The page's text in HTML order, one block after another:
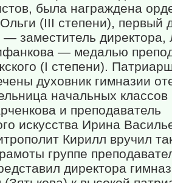
была награждена
(III степени), первый
заместитель директора,
— медалью
(I степени).
духовник гимназии
начальных
и преподаватель
искусства Ирина
Кирилл вручил
группе
директора